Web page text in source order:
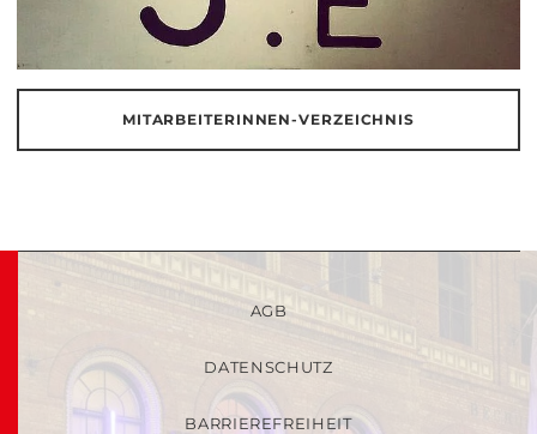
MITARBEITERINNEN-VERZEICHNIS
AGB
DATENSCHUTZ
BARRIEREFREIHEIT